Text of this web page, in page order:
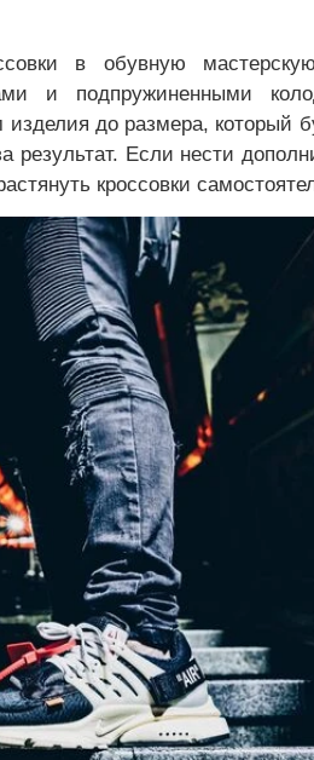
в обувную
и подпружиненными
до размера, который
результат. Если нести
кроссовки